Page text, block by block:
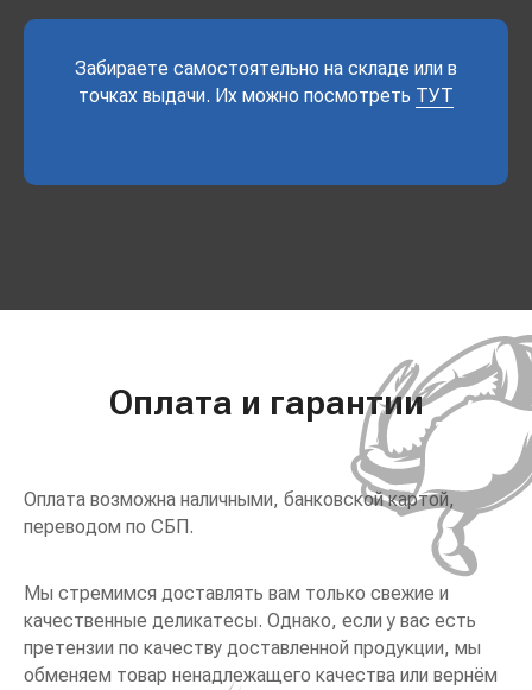
Забираете самостоятельно на складе или в
точках выдачи. Их можно посмотреть ТУТ
Оплата и гарантии
Оплата возможна наличными, банковской картой,
переводом по СБП.
Мы стремимся доставлять вам только свежие и
качественные деликатесы. Однако, если у вас есть
претензии по качеству доставленной продукции, мы
обменяем товар ненадлежащего качества или вернём